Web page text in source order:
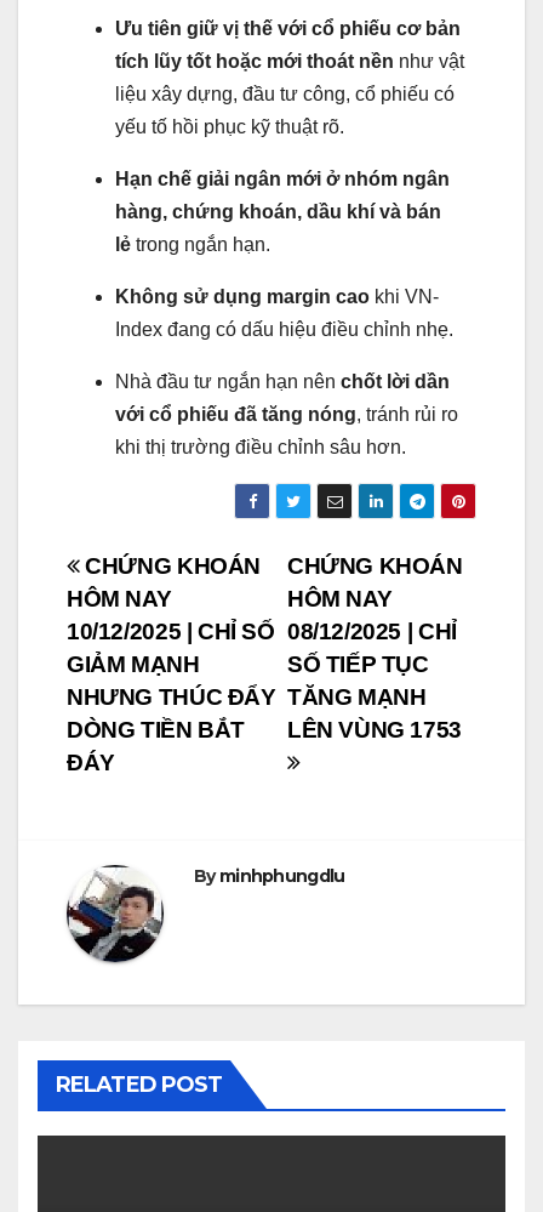
Ưu tiên giữ vị thế với cổ phiếu cơ bản
tích lũy tốt hoặc mới thoát nền như vật
liệu xây dựng, đầu tư công, cổ phiếu có
yếu tố hồi phục kỹ thuật rõ.
Hạn chế giải ngân mới ở nhóm ngân
hàng, chứng khoán, dầu khí và bán
lẻ trong ngắn hạn.
Không sử dụng margin cao khi VN-
Index đang có dấu hiệu điều chỉnh nhẹ.
Nhà đầu tư ngắn hạn nên chốt lời dần
với cổ phiếu đã tăng nóng, tránh rủi ro
khi thị trường điều chỉnh sâu hơn.
Post
navigation
CHỨNG KHOÁN
HÔM NAY
08/12/2025 | CHỈ
SỐ TIẾP TỤC
TĂNG MẠNH
LÊN VÙNG 1753
CHỨNG KHOÁN
HÔM NAY
10/12/2025 | CHỈ SỐ
GIẢM MẠNH
NHƯNG THÚC ĐẨY
DÒNG TIỀN BẮT
ĐÁY
Byminhphungdlu
RELATED POST